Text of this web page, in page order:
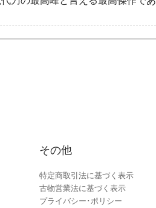
その他
特定商取引法に基づく表示
古物営業法に基づく表示
プライバシー･ポリシー